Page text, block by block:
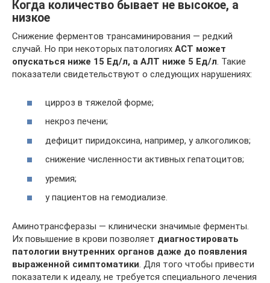
Когда количество бывает не высокое, а
низкое
Снижение ферментов трансаминирования — редкий
случай. Но при некоторых патологиях АСТ может
опускаться ниже 15 Ед/л, а АЛТ ниже 5 Ед/л. Такие
показатели свидетельствуют о следующих нарушениях:
цирроз в тяжелой форме;
некроз печени;
дефицит пиридоксина, например, у алкоголиков;
снижение численности активных гепатоцитов;
уремия;
у пациентов на гемодиализе.
Аминотрансферазы — клинически значимые ферменты.
Их повышение в крови позволяет диагностировать
патологии внутренних органов даже до появления
выраженной симптоматики. Для того чтобы привести
показатели к идеалу, не требуется специального лечения